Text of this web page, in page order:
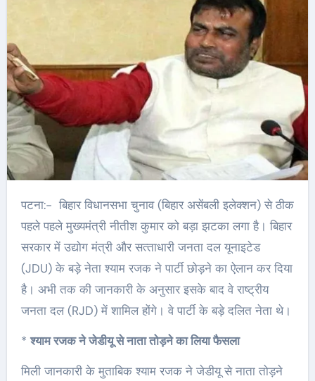
पटना:- बिहार विधानसभा चुनाव (बिहार असेंबली इलेक्शन) से ठीक
पहले पहले मुख्‍यमंत्री नीतीश कुमार को बड़ा झटका लगा है। बिहार
सरकार में उद्योग मंत्री और सत्‍ताधारी जनता दल यूनाइटेड
(JDU) के बड़े नेता श्याम रजक ने पार्टी छोड़ने का ऐलान कर दिया
है। अभी तक की जानकारी के अनुसार इसके बाद वे राष्‍ट्रीय
जनता दल (RJD) में शामिल होंगे। वे पार्टी के बड़े दलित नेता थे।
*श्याम रजक ने जेडीयू से नाता तोड़ने का लिया फैसला
मिली जानकारी के मुताबिक श्याम रजक ने जेडीयू से नाता तोड़ने